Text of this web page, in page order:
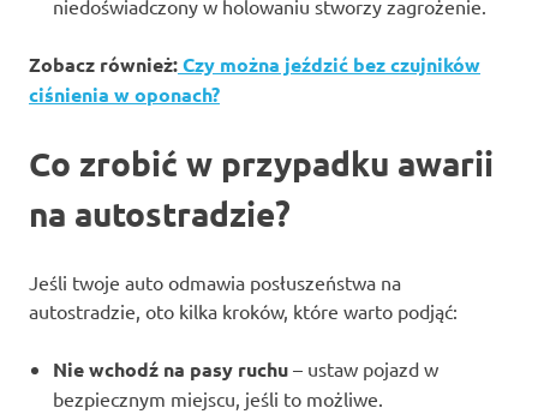
niedoświadczony w holowaniu stworzy zagrożenie.
Zobacz również:Czy można jeździć bez czujników
ciśnienia w oponach?
Co zrobić w przypadku awarii
na autostradzie?
Jeśli twoje auto odmawia posłuszeństwa na
autostradzie, oto kilka kroków, które warto podjąć:
Nie wchodź na pasy ruchu – ustaw pojazd w
bezpiecznym miejscu, jeśli to możliwe.